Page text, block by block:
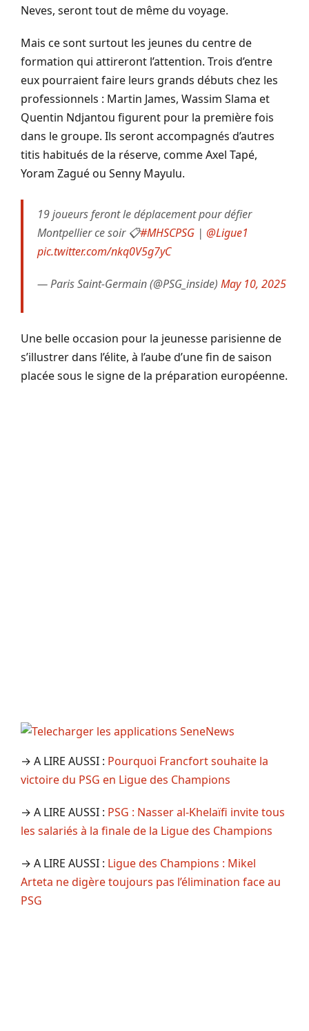
Neves, seront tout de même du voyage.
Mais ce sont surtout les jeunes du centre de
formation qui attireront l’attention. Trois d’entre
eux pourraient faire leurs grands débuts chez les
professionnels : Martin James, Wassim Slama et
Quentin Ndjantou figurent pour la première fois
dans le groupe. Ils seront accompagnés d’autres
titis habitués de la réserve, comme Axel Tapé,
Yoram Zagué ou Senny Mayulu.
19 joueurs feront le déplacement pour défier
Montpellier ce soir 📋#MHSCPSG | @Ligue1
pic.twitter.com/nkq0V5g7yC
— Paris Saint-Germain (@PSG_inside) May 10, 2025
Une belle occasion pour la jeunesse parisienne de
s’illustrer dans l’élite, à l’aube d’une fin de saison
placée sous le signe de la préparation européenne.
→ A LIRE AUSSI : Pourquoi Francfort souhaite la
victoire du PSG en Ligue des Champions
→ A LIRE AUSSI : PSG : Nasser al-Khelaïfi invite tous
les salariés à la finale de la Ligue des Champions
→ A LIRE AUSSI : Ligue des Champions : Mikel
Arteta ne digère toujours pas l’élimination face au
PSG